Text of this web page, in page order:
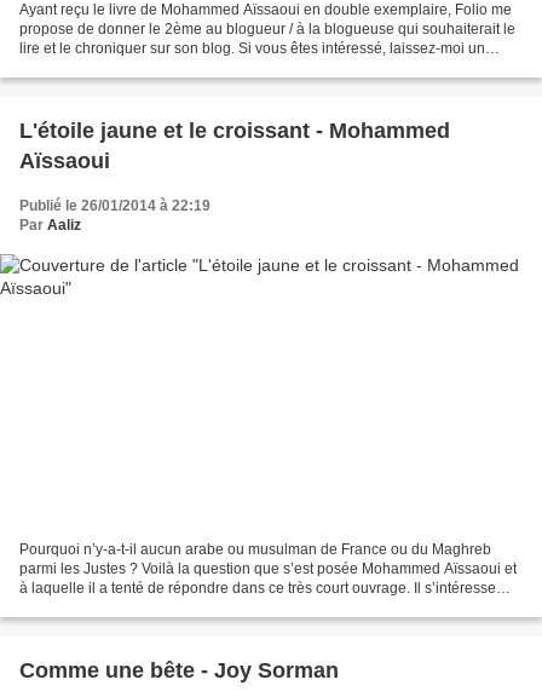
Ayant reçu le livre de Mohammed Aïssaoui en double exemplaire, Folio me
propose de donner le 2ème au blogueur / à la blogueuse qui souhaiterait le
lire et le chroniquer sur son blog. Si vous êtes intéressé, laissez-moi un
L'étoile jaune et le croissant - Mohammed
Aïssaoui
Publié le 26/01/2014 à 22:19
Par Aaliz
Pourquoi n’y-a-t-il aucun arabe ou musulman de France ou du Maghreb
parmi les Justes ? Voilà la question que s’est posée Mohammed Aïssaoui et
à laquelle il a tenté de répondre dans ce très court ouvrage. Il s’intéresse
Comme une bête - Joy Sorman